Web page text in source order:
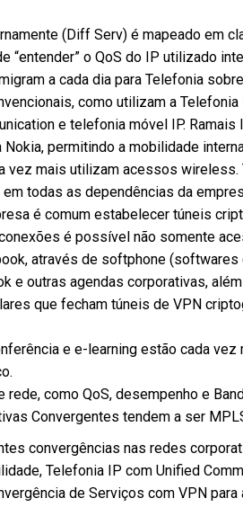
(Diff Serv) é mapeado em
“entender” o QoS do IP utilizado
a cada dia para Telefonia
como utilizam a
e telefonia móvel IP.
permitindo a mobilidade
vez mais utilizam acessos
todas as dependências da
é comum estabelecer túneis
é possível não somente
através de softphone
e outras agendas corporativas,
que fecham túneis de VPN
e e-learning estão cada vez
rede, como QoS, desempenho e
Convergentes tendem a ser
convergências nas redes
Telefonia IP com Unified
de Serviços com VPN